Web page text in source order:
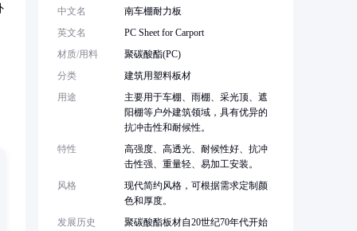
中文名
南车棚耐力板
英文名
PC Sheet for Carport
材质/用料
聚碳酸酯(PC)
分类
建筑用塑料板材
用途
主要用于车棚、雨棚、采光顶、遮
阳棚等户外建筑领域，具有优异的
抗冲击性和耐候性。
特性
高强度、高透光、耐候性好、抗冲
击性强、重量轻、易加工安装。
风格
现代简约风格，可根据需求定制颜
色和厚度。
发展历史
聚碳酸酯板材自20世纪70年代开始